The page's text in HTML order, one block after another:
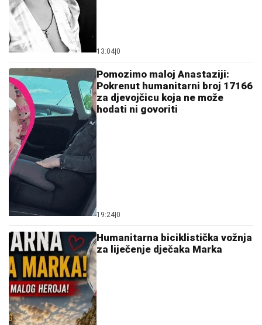
13:04 0
Pomozimo maloj Anastaziji:
Pokrenut humanitarni broj 17166
za djevojčicu koja ne može
hodati ni govoriti
19:24 0
Humanitarna biciklistička vožnja
za liječenje dječaka Marka